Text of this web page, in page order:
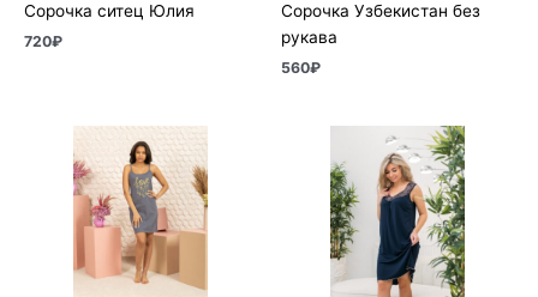
Сорочка ситец Юлия
720₽
Сорочка Узбекистан без
рукава
560₽